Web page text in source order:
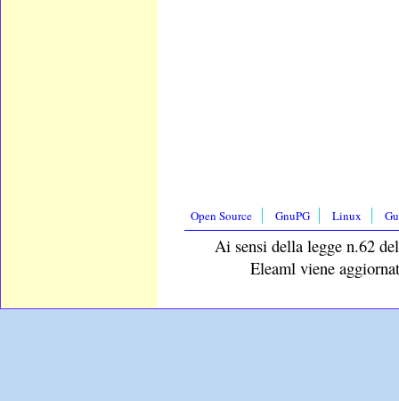
Open Source GnuPG Linux
Ai sensi della legge n.62
Eleaml viene